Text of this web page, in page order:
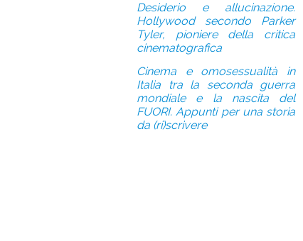
Desiderio e allucinazione.
Hollywood secondo Parker
Tyler, pioniere della critica
cinematografica
Cinema e omosessualità in
Italia tra la seconda guerra
mondiale e la nascita del
FUORI. Appunti per una storia
da (ri)scrivere